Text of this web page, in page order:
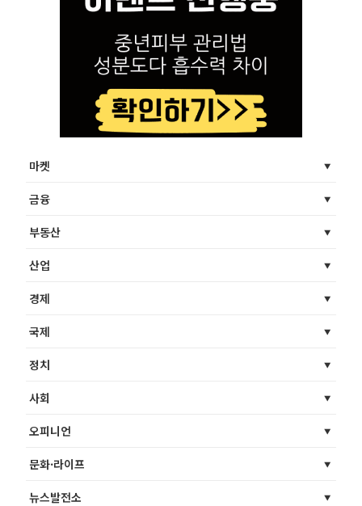
마켓
금융
부동산
산업
경제
국제
정치
사회
오피니언
문화·라이프
뉴스발전소